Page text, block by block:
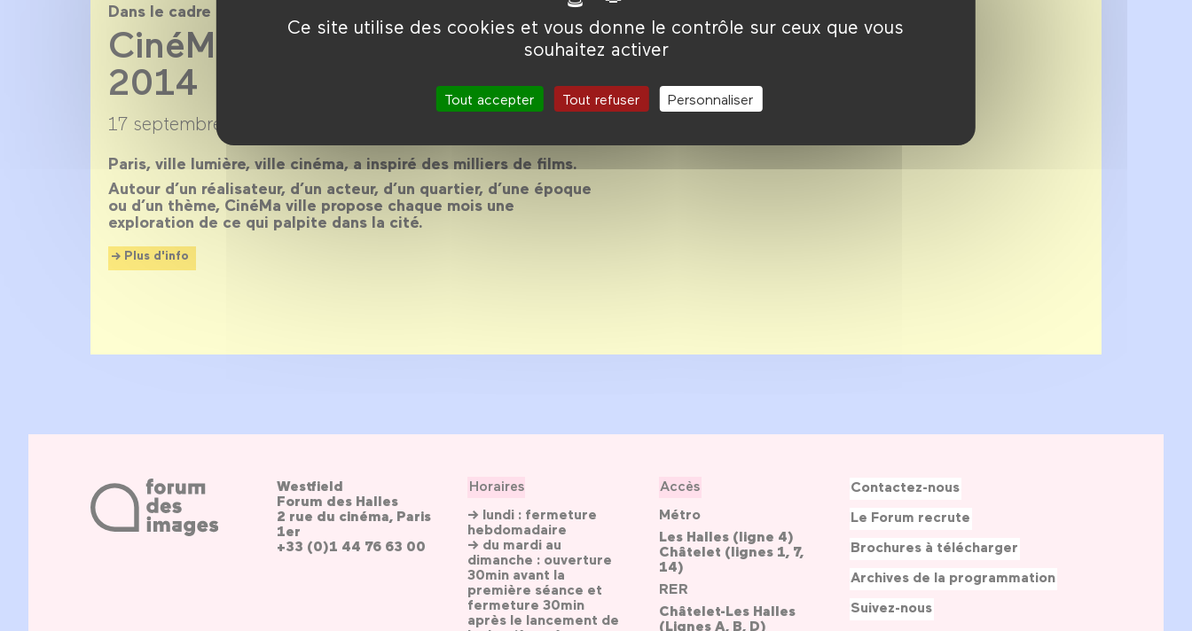
Ce site utilise des cookies et vous donne le contrôle sur ceux que vous
souhaitez activer
Tout accepter Tout refuser Personnaliser
Dans le cadre de
CinéMa ville saison 2013-
2014
17 septembre 2013 →
Paris, ville lumière, ville cinéma, a inspiré des milliers de films.
Autour d’un réalisateur, d’un acteur, d’un quartier, d’une époque
ou d’un thème, CinéMa ville propose chaque mois une
exploration de ce qui palpite dans la cité.
Plus d'info
Westfield
Forum des Halles
2 rue du cinéma, Paris
1er
+33 (0)1 44 76 63 00
Horaires
→ lundi : fermeture
hebdomadaire
→ du mardi au
dimanche : ouverture
30min avant la
première séance et
fermeture 30min
après le lancement de
Accès
Métro
Les Halles (ligne 4)
Châtelet (lignes 1, 7,
14)
RER
Châtelet-Les Halles
(Lignes A, B, D)
Contactez-nous
Le Forum recrute
Brochures à télécharger
Archives de la programmation
Suivez-nous